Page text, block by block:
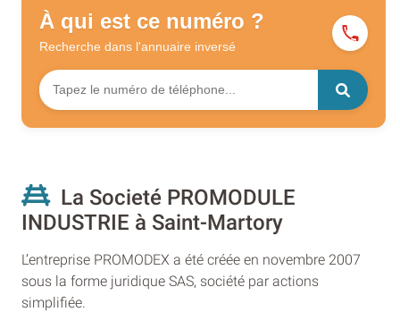
À qui est ce numéro ?
Recherche dans l'annuaire inversé
La Societé PROMODULE
INDUSTRIE à Saint-Martory
L’entreprise PROMODEX a été créée en novembre 2007
sous la forme juridique SAS, société par actions
simplifiée.